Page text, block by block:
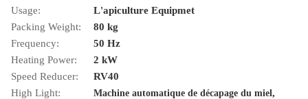
Usage:
L'apiculture Equipmet
Packing Weight:
80 kg
Frequency:
50 Hz
Heating Power:
2 kW
Speed Reducer:
RV40
High Light:
Machine automatique de décapage du miel,